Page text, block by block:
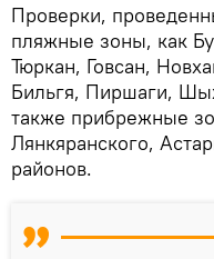
Проверки,
пляжные зоны, как
Тюркан, Говсан,
Бильгя, Пиршаги,
также прибрежные
Лянкяранского,
районов.